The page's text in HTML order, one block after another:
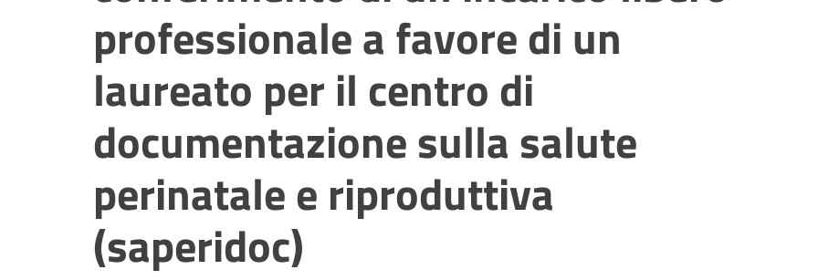
professionale a favore di un
laureato per il centro di
documentazione sulla salute
perinatale e riproduttiva
(saperidoc)